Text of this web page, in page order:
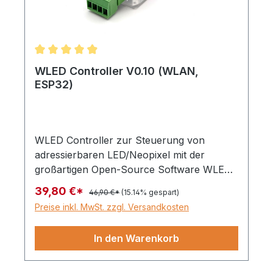
Durchschnittliche Bewertung von 4.95 von 5
WLED Controller V0.10 (WLAN,
ESP32)
WLED Controller zur Steuerung von
adressierbaren LED/Neopixel mit der
großartigen Open-Source Software WLED.
WS281x, SK6812, APA102, WS2801,
SK9822, etc.
Was WLED kann, kann man sich im WLED
Youtube-Kanal anschauen.cod.m
39,80 €* 46,90 €* (15.14% gespart)
Preise inkl. MwSt. zzgl. Versandkosten
In den Warenkorb